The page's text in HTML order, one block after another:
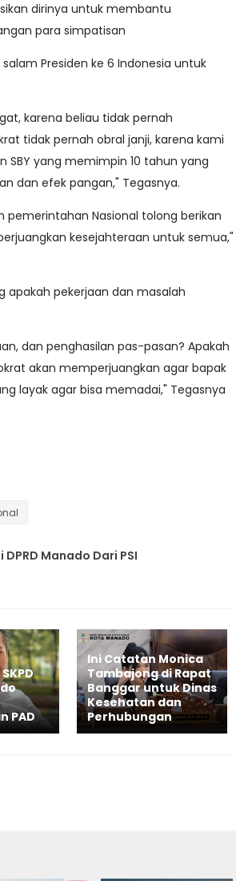
dirinya untuk membantu
para simpatisan
Presiden ke 6 Indonesia untuk
karena beliau tidak pernah
tidak pernah obral janji, karena kami
yang memimpin 10 tahun yang
dan efek pangan," Tegasnya.
pemerintahan Nasional tolong berikan
kesejahteraan untuk semua,"
apakah pekerjaan dan masalah
dan penghasilan pas-pasan? Apakah
akan memperjuangkan agar bapak
layak agar bisa memadai," Tegasnya
Manado Dari PSI
PAD
Ini Catatan Monica
Tambajong di Rapat
Banggar untuk Dinas
Kesehatan dan
Perhubungan